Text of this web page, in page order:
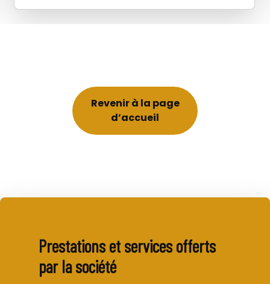
Revenir à la page
d’accueil
Prestations et services offerts
par la société